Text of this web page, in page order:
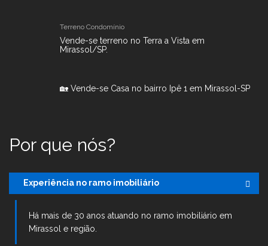
Terreno Condomínio
Vende-se terreno no Terra a Vista em
Mirassol/SP.
🏡 Vende-se Casa no bairro Ipê 1 em Mirassol-SP
Por que nós?
Experiência no ramo imobiliário
Há mais de 30 anos atuando no ramo imobiliário em
Mirassol e região.